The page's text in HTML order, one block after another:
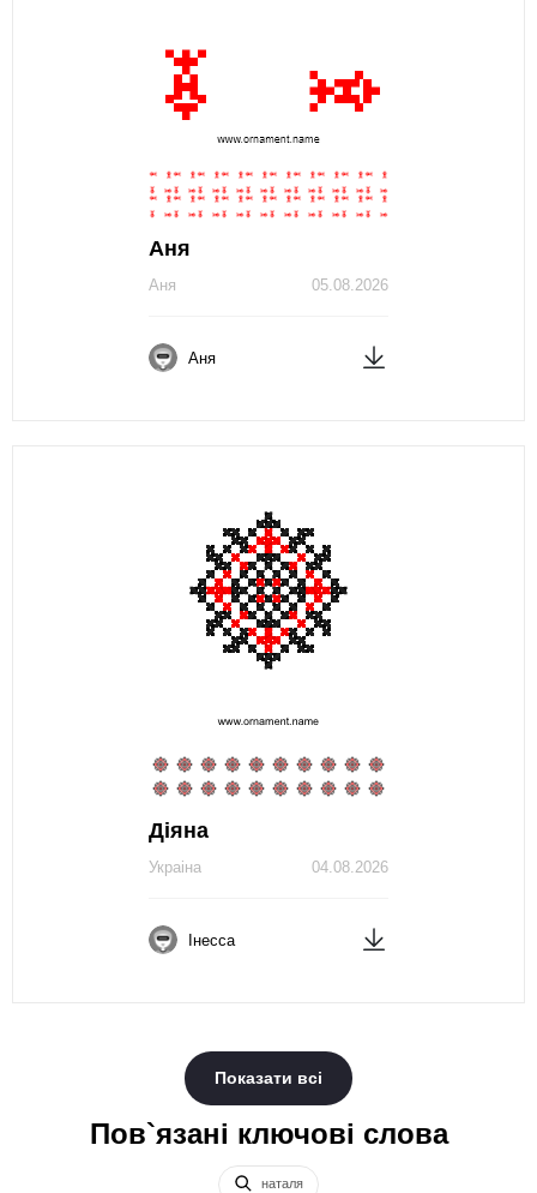
Аня
05.08.2026
Аня
Аня
Діяна
04.08.2026
Украіна
Інесса
Показати всі
Пов`язані ключові слова
наталя